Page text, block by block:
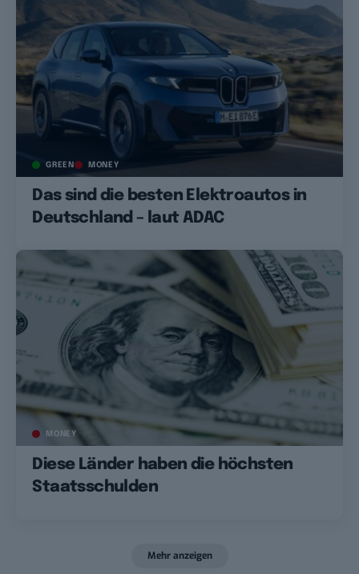
GREEN MONEY
Das sind die besten Elektroautos in
Deutschland – laut ADAC
MONEY
Diese Länder haben die höchsten
Staatsschulden
Mehr anzeigen